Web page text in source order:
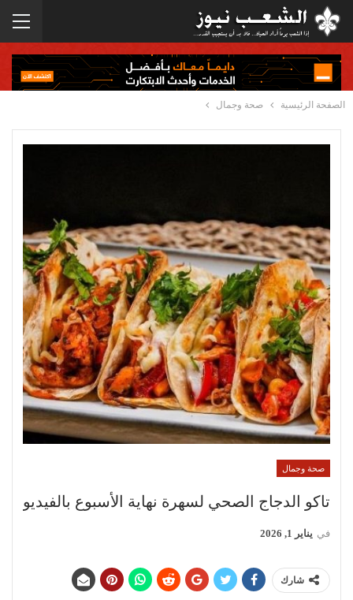
الصفحة الرئيسية صحة وجمال
صحة وجمال
تاكو الدجاج الصحي لسهرة نهاية الأسبوع بالفيديو
في يناير 1, 2026
شارك